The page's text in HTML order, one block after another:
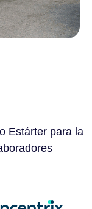
Estárter para la